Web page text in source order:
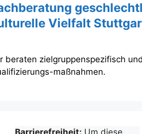
Vielfalt
beraten zielgruppenspezifisch
maßnahmen.
Barrierefreiheit: Um diese